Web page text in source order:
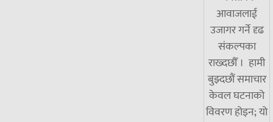
आवाजलाई
उजागर गर्ने दृढ
संकल्पका
राख्दछौँ । हामी
बुझ्दछौं समाचार
केवल घटनाको
विवरण होइन; यो